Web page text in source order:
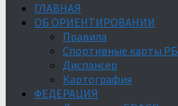
ГЛАВНАЯ
ОБ ОРИЕНТИРОВАНИИ
Правила
Спортивные карты РБ
Диспансер
Картография
ФЕДЕРАЦИЯ